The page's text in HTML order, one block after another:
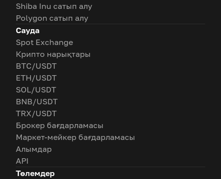
Shiba Inu сатып алу
Polygon сатып алу
Сауда
Spot Exchange
Крипто нарықтары
BTC/USDT
ETH/USDT
SOL/USDT
BNB/USDT
TRX/USDT
Брокер бағдарламасы
Маркет-мейкер бағдарламасы
Алымдар
API
Төлемдер